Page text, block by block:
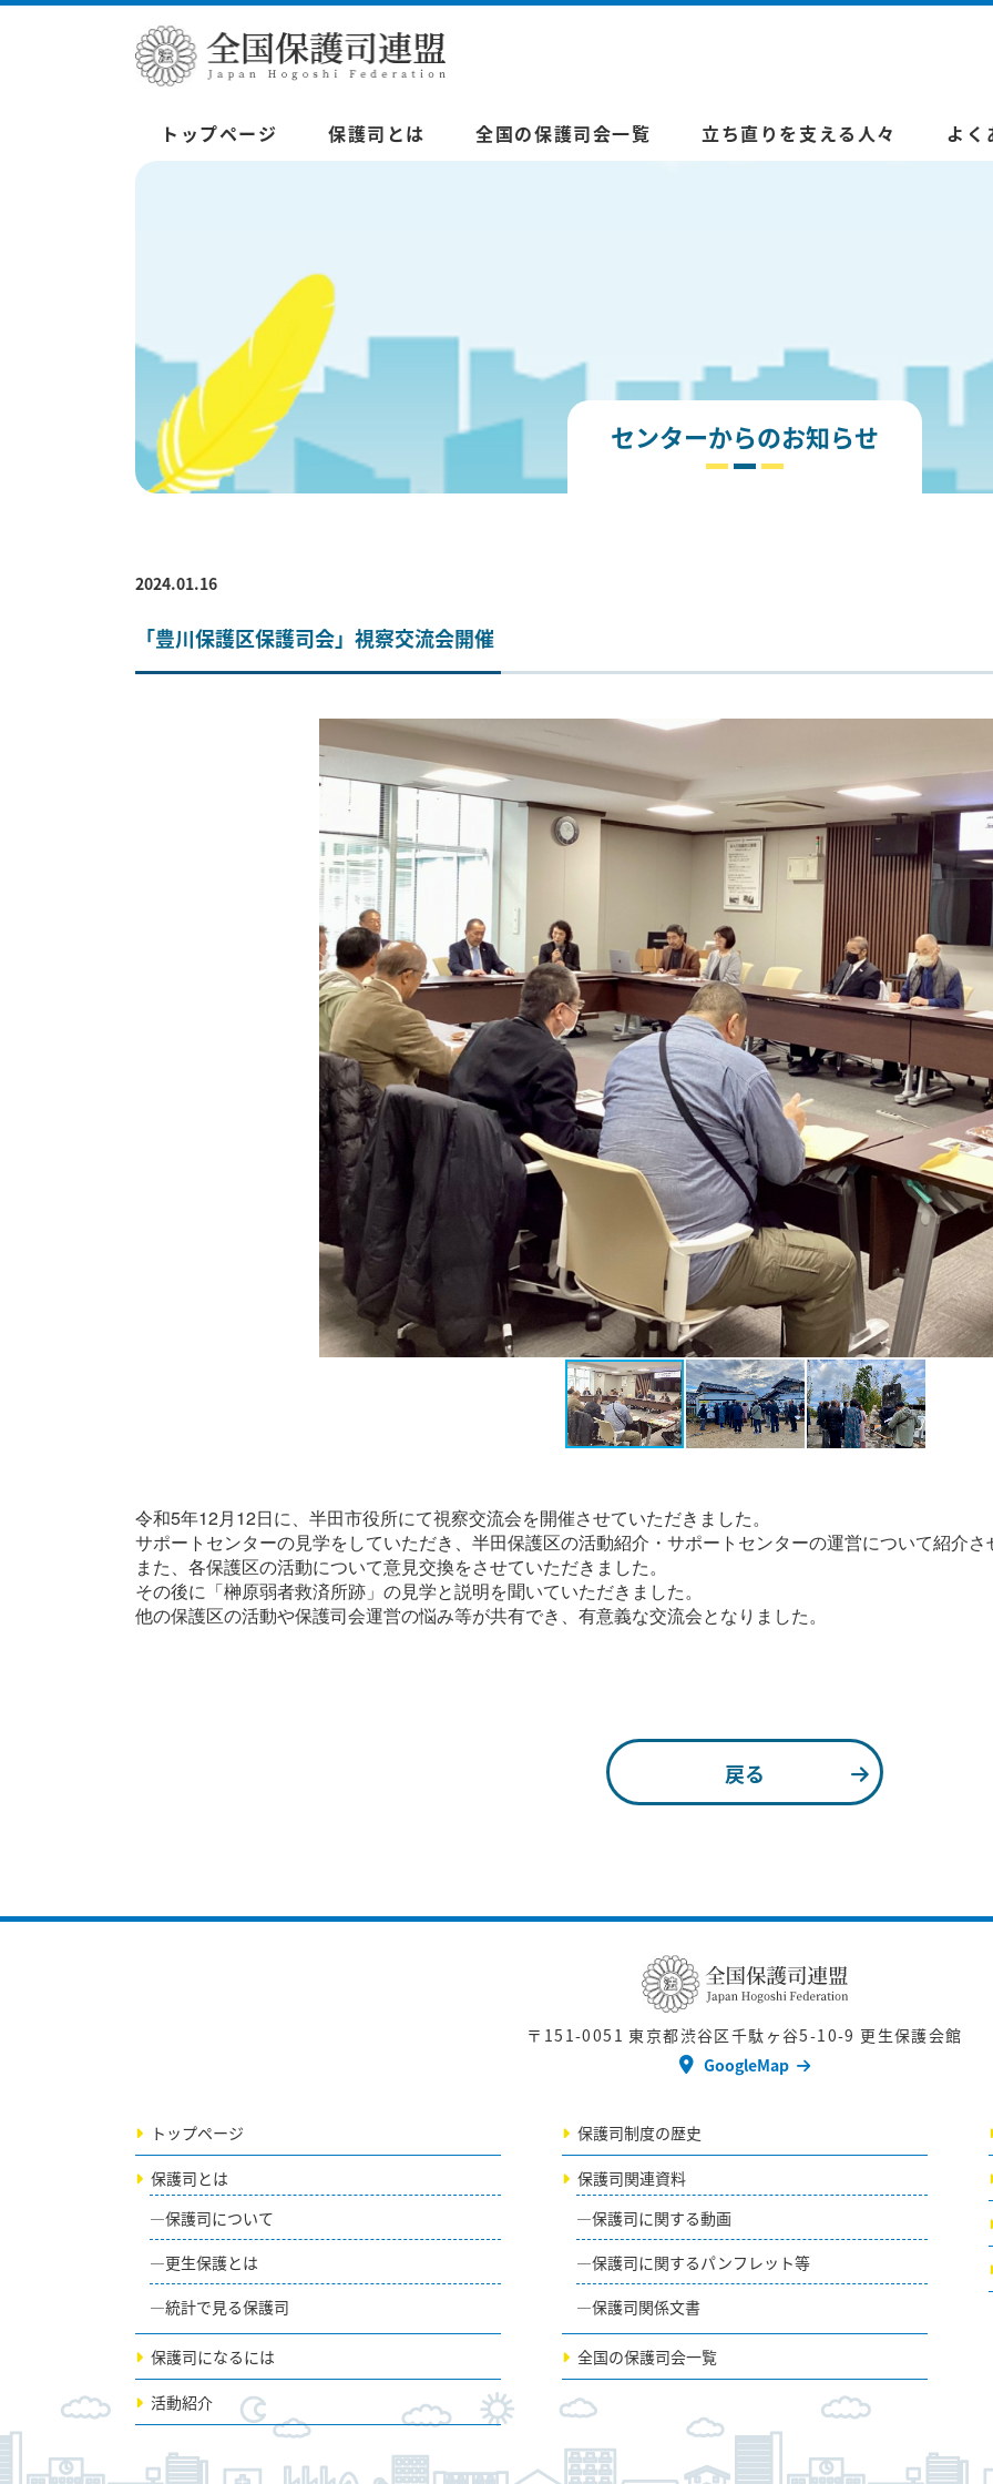
トップページ 保護司とは 全国の保護司会一覧 立ち直りを支える人々 よく
センターからのお知らせ
2024.01.16
「豊川保護区保護司会」視察交流会開催
令和5年12月12日に、半田市役所にて視察交流会を開催させていただきました。
サポートセンターの見学をしていただき、半田保護区の活動紹介・サポートセンターの運営について紹介さ
また、各保護区の活動について意見交換をさせていただきました。
その後に「榊原弱者救済所跡」の見学と説明を聞いていただきました。
他の保護区の活動や保護司会運営の悩み等が共有でき、有意義な交流会となりました。
戻る
〒151-0051 東京都渋谷区千駄ヶ谷5-10-9 更生保護会館
GoogleMap
トップページ
保護司とは
保護司について
更生保護とは
統計で見る保護司
保護司になるには
活動紹介
保護司制度の歴史
保護司関連資料
保護司に関する動画
保護司に関するパンフレット等
保護司関係文書
全国の保護司会一覧